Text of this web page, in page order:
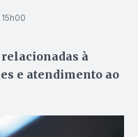
à
e atendimento ao